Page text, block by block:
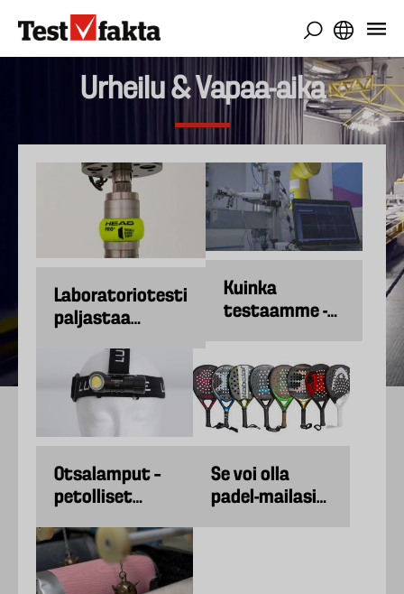
pääsisältöön
Urheilu & Vapaa-aika
Laboratoriotesti
paljastaa
pallot
Kuinka
testaamme -
Otsalamput –
petolliset
syksyn
pimeydessä
Se voi olla
padel-mailasi